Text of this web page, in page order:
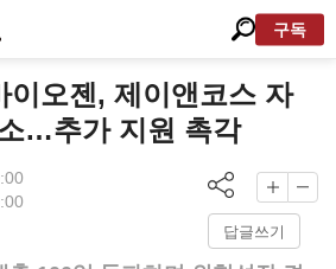
구독
이오젠, 제이앤코스 자
…추가 지원 촉각
답글쓰기